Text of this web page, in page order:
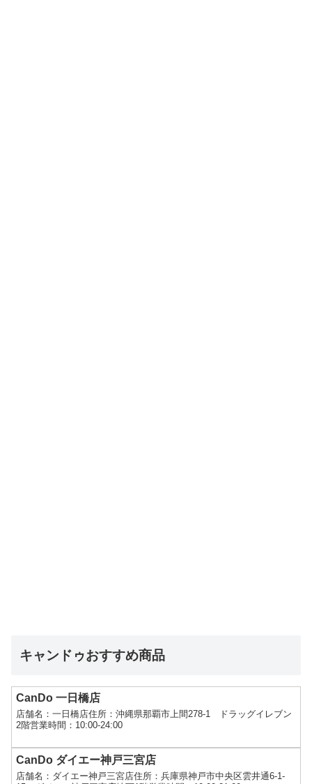
キャンドゥおすすめ商品
CanDo 一日橋店
店舗名：一日橋店住所：沖縄県那覇市上間278-1 ドラッグイレブン
2階営業時間：10:00-24:00
CanDo ダイエー神戸三宮店
店舗名：ダイエー神戸三宮店住所：兵庫県神戸市中央区雲井通6-1-